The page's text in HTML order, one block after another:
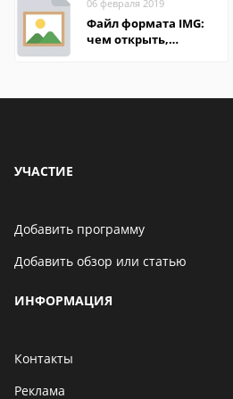
06 февраля 2019
Файл формата IMG:
чем открыть,
УЧАСТИЕ
Добавить программу
Добавить обзор или статью
ИНФОРМАЦИЯ
Контакты
Реклама